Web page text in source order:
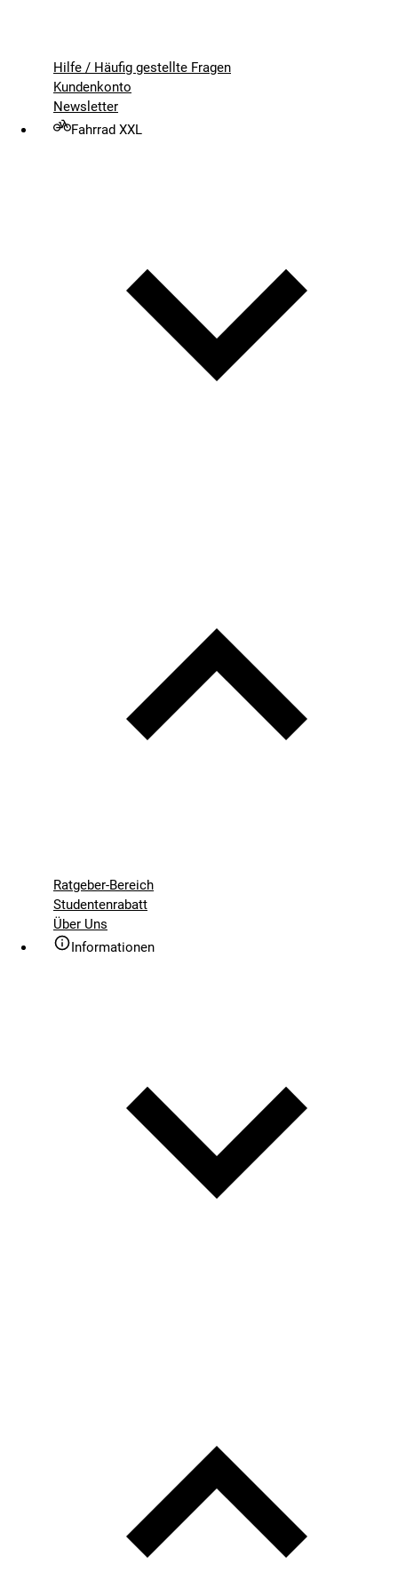
Hilfe / Häufig gestellte Fragen
Kundenkonto
Newsletter
Fahrrad XXL
Ratgeber-Bereich
Studentenrabatt
Über Uns
Informationen